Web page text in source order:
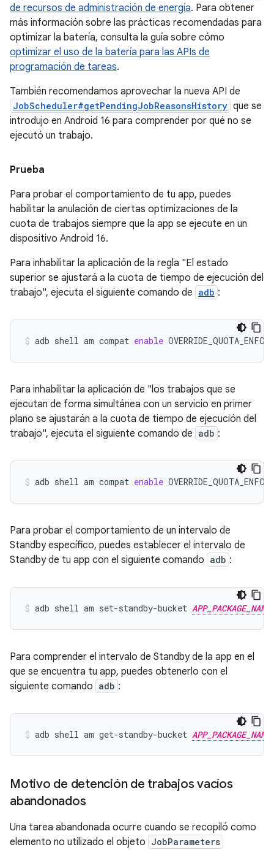
de recursos de administración de energía. Para obtener
más información sobre las prácticas recomendadas para
optimizar la batería, consulta la guía sobre cómo
optimizar el uso de la batería para las APIs de
programación de tareas.
También recomendamos aprovechar la nueva API de
JobScheduler#getPendingJobReasonsHistory que se
introdujo en Android 16 para comprender por qué no se
ejecutó un trabajo.
Prueba
Para probar el comportamiento de tu app, puedes
habilitar la anulación de ciertas optimizaciones de la
cuota de trabajos siempre que la app se ejecute en un
dispositivo Android 16.
Para inhabilitar la aplicación de la regla "El estado
superior se ajustará a la cuota de tiempo de ejecución del
trabajo", ejecuta el siguiente comando de adb :
adb shell am compat enable
Para inhabilitar la aplicación de "los trabajos que se
ejecutan de forma simultánea con un servicio en primer
plano se ajustarán a la cuota de tiempo de ejecución del
trabajo", ejecuta el siguiente comando de adb :
adb shell am compat enable
Para probar el comportamiento de un intervalo de
Standby específico, puedes establecer el intervalo de
Standby de tu app con el siguiente comando adb :
adb shell am set-standby-bucket APP_PACKAGE_NAME
Para comprender el intervalo de Standby de la app en el
que se encuentra tu app, puedes obtenerlo con el
siguiente comando adb :
adb shell am get-standby-bucket APP_PACKAGE_NAME
Motivo de detención de trabajos vacíos
abandonados
Una tarea abandonada ocurre cuando se recopiló como
elemento no utilizado el objeto JobParameters